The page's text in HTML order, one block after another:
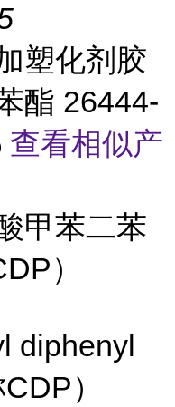
塑化剂胶
酯 26444-
查看相似产
甲苯二苯
）
diphenyl
）